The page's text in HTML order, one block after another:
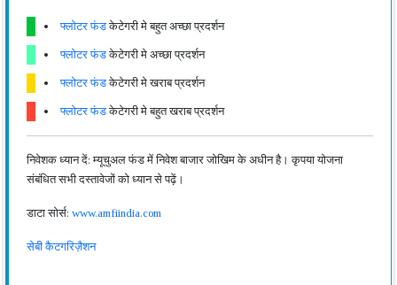
फ्लोटर फंडकेटेगरी मे बहुत अच्छा प्रदर्शन
फ्लोटर फंडकेटेगरी मे अच्छा प्रदर्शन
फ्लोटर फंडकेटेगरी मे खराब प्रदर्शन
फ्लोटर फंडकेटेगरी मे बहुत खराब प्रदर्शन
निवेशक ध्यान दें: म्यूचुअल फंड में निवेश बाजार जोखिम के अधीन है। कृपया योजना
संबंधित सभी दस्तावेजों को ध्यान से पढ़ें।
डाटा सोर्स: www.amfiindia.com
सेबी कैटगरिज़ैशन